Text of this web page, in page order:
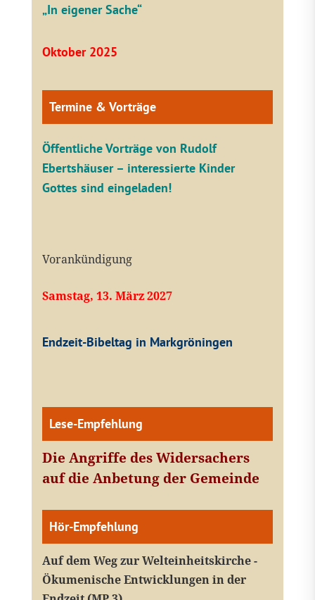
„In eigener Sache“
Oktober 2025
Termine & Vorträge
Öffentliche Vorträge von Rudolf
Ebertshäuser – interessierte Kinder
Gottes sind eingeladen!
Vorankündigung
Samstag, 13. März 2027
Endzeit-Bibeltag in Markgröningen
Lese-Empfehlung
Die Angriffe des Widersachers
auf die Anbetung der Gemeinde
Hör-Empfehlung
Auf dem Weg zur Welteinheitskirche -
Ökumenische Entwicklungen in der